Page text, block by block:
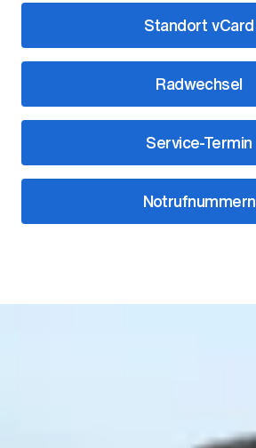
Standort vCard
Radwechsel
Service-Termin
Notrufnummern